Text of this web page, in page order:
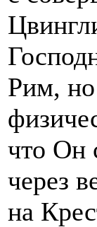
Рим,
что Он
через
на